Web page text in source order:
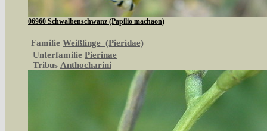
06960 Schwalbenschwanz (Papilio machaon)
Familie Weißlinge (Pieridae)
Unterfamilie Pierinae
Tribus Anthocharini